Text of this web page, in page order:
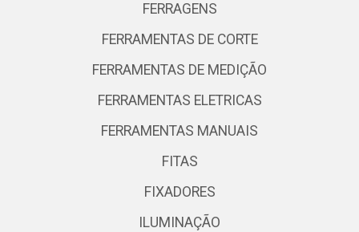
FERRAGENS
FERRAMENTAS DE CORTE
FERRAMENTAS DE MEDIÇÃO
FERRAMENTAS ELETRICAS
FERRAMENTAS MANUAIS
FITAS
FIXADORES
ILUMINAÇÃO